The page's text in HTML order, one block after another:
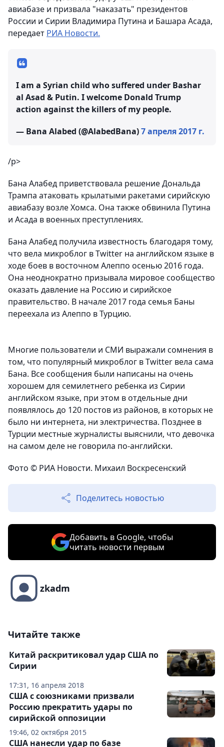
авиабазе и призвала "наказать" президентов
России и Сирии Владимира Путина и Башара Асада,
передает РИА Новости.
I am a Syrian child who suffered under Bashar
al Asad & Putin. I welcome Donald Trump
action against the killers of my people.
— Bana Alabed (@AlabedBana)7 апреля 2017 г.
/p>
Бана Алабед приветствовала решение Дональда
Трампа атаковать крылатыми ракетами сирийскую
авиабазу возле Хомса. Она также обвинила Путина
и Асада в военных преступлениях.
Бана Алабед получила известность благодаря тому,
что вела микроблог в Twitter на английском языке в
ходе боев в восточном Алеппо осенью 2016 года.
Она неоднократно призывала мировое сообщество
оказать давление на Россию и сирийское
правительство. В начале 2017 года семья Баны
переехала из Алеппо в Турцию.
Многие пользователи и СМИ выражали сомнения в
том, что популярный микроблог в Twitter вела сама
Бана. Все сообщения были написаны на очень
хорошем для семилетнего ребенка из Сирии
английском языке, при этом в отдельные дни
появлялось до 120 постов из районов, в которых не
было ни интернета, ни электричества. Позднее в
Турции местные журналисты выяснили, что девочка
на самом деле не говорила по-английски.
Фото © РИА Новости. Михаил Воскресенский
Поделитесь новостью
Добавить в Google, чтобы
читать новости первым
zkadm
Читайте также
17:31, 16 апреля 2018
Китай раскритиковал удар США по
Сирии
19:46, 02 октября 2015
США с союзниками призвали
Россию прекратить удары по
сирийской оппозиции
США нанесли удар по базе